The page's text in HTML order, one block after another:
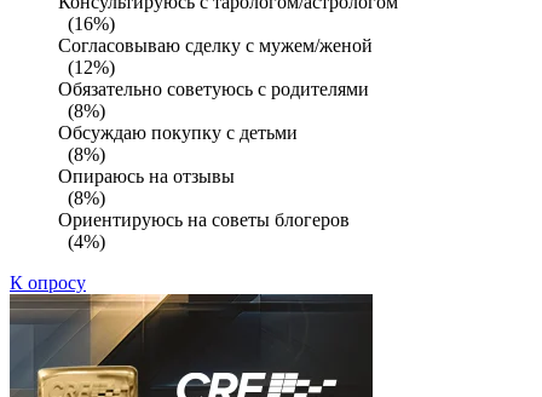
(16%)
Согласовываю сделку с мужем/женой
(12%)
Обязательно советуюсь с родителями
(8%)
Обсуждаю покупку с детьми
(8%)
Опираюсь на отзывы
(8%)
Ориентируюсь на советы блогеров
(4%)
К опросу